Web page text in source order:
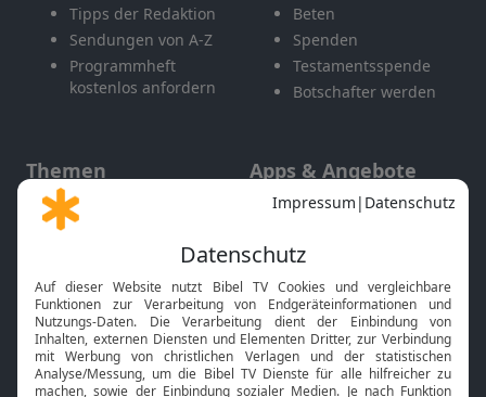
Tipps der Redaktion
Sendungen von A-Z
Programmheft
kostenlos anfordern
Beten
Spenden
Testamentsspende
Botschafter werden
Themen
Gott und Bibel erklärt
Neuigkeiten
Apps & Angebote
Mobile App
Smart TV
HbbTV
Bibelthek Online-Bibel
Nächster Gottesdienst